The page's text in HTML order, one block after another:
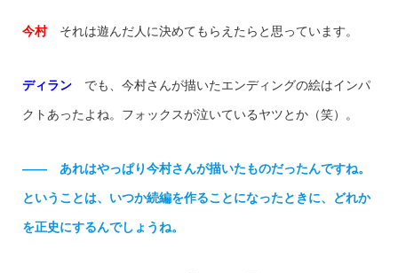
今村それは遊んだ人に決めてもらえたらと思っています。
ディランでも、今村さんが描いたエンディングの絵はインパ
クトあったよね。フォックスが泣いているヤツとか（笑）。
—— あれはやっぱり今村さんが描いたものだったんですね。
ということは、いつか続編を作ることになったときに、どれか
を正史にするんでしょうね。